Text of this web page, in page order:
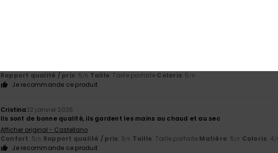
Rapport qualité / prix: 5/5 Taille: Taille parfaite Coloris: 5 /5
Je recommande ce produit
Cristina22 janvier 2026
Ils sont de bonne qualité, ils gardent les mains au chaud et au sec
Afficher original - Castellano
Confort: 5/5 Rapport qualité / prix: 3/5 Taille: Taille parfaite Matière: 5/5 Coloris: 4/
Je recommande ce produit